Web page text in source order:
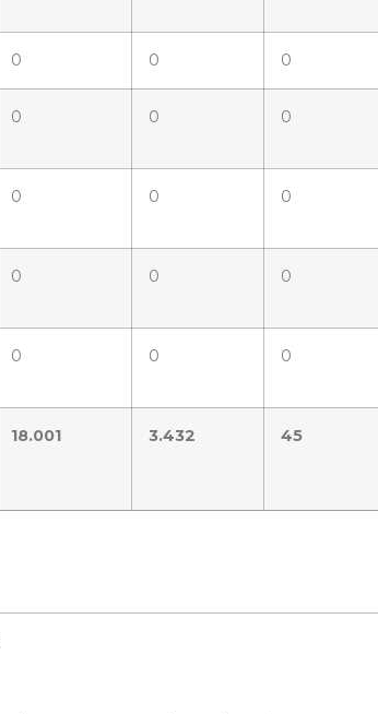
0 0 0
0 0 0
0 0 0
0 0 0
0 0 0
18.001 3.432 45